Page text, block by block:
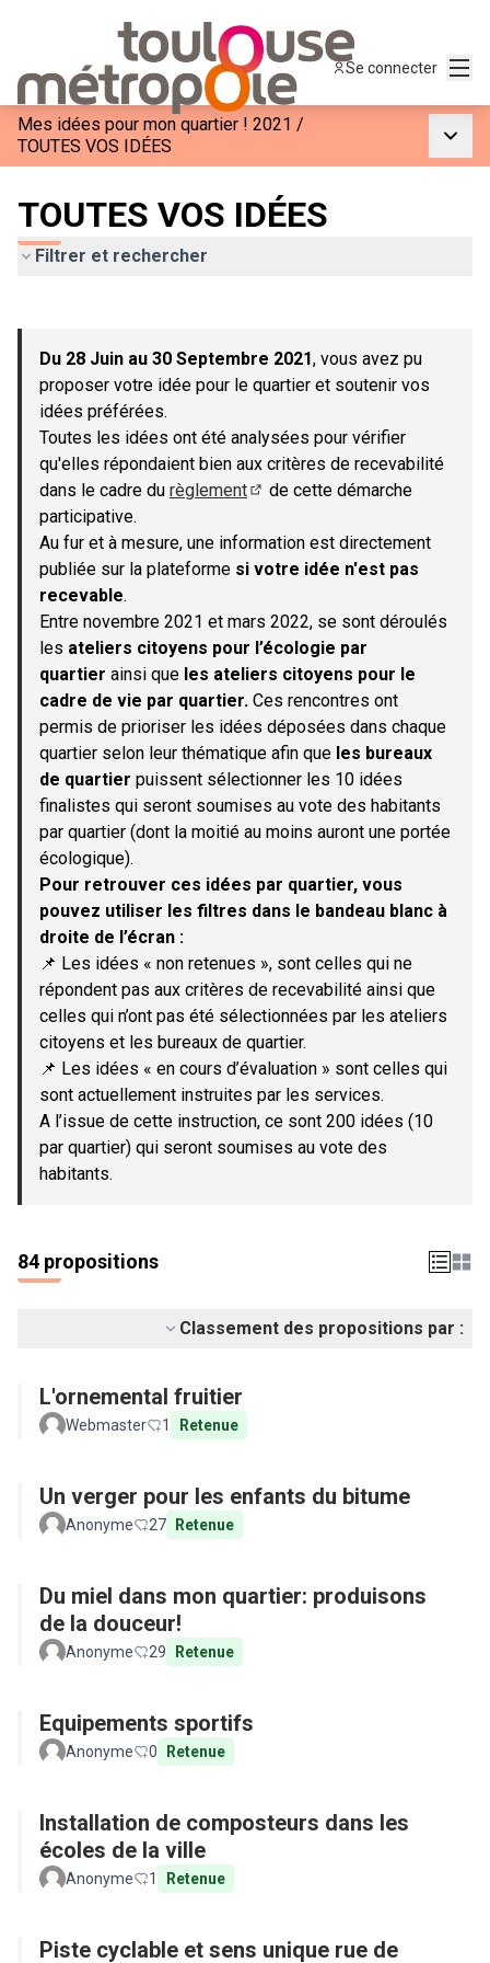
Se connecter
Mes idées pour mon quartier ! 2021 /
TOUTES VOS IDÉES
TOUTES VOS IDÉES
Filtrer et rechercher
−
Du 28 Juin au 30 Septembre 2021, vous avez pu
proposer votre idée pour le quartier et soutenir vos
idées préférées.
Toutes les idées ont été analysées pour vérifier
qu'elles répondaient bien aux critères de recevabilité
dans le cadre du règlement
de cette démarche
participative.
Au fur et à mesure, une information est directement
publiée sur la plateforme si votre idée n'est pas
recevable.
Entre novembre 2021 et mars 2022, se sont déroulés
les ateliers citoyens pour l’écologie par
quartier ainsi que les ateliers citoyens pour le
cadre de vie par quartier. Ces rencontres ont
permis de prioriser les idées déposées dans chaque
quartier selon leur thématique afin que les bureaux
de quartier puissent sélectionner les 10 idées
finalistes qui seront soumises au vote des habitants
par quartier (dont la moitié au moins auront une portée
écologique).
Pour retrouver ces idées par quartier, vous
pouvez utiliser les filtres dans le bandeau blanc à
droite de l’écran :
📌 Les idées « non retenues », sont celles qui ne
répondent pas aux critères de recevabilité ainsi que
celles qui n’ont pas été sélectionnées par les ateliers
citoyens et les bureaux de quartier.
📌 Les idées « en cours d’évaluation » sont celles qui
sont actuellement instruites par les services.
A l’issue de cette instruction, ce sont 200 idées (10
par quartier) qui seront soumises au vote des
habitants.
84 propositions
Classement des propositions par :
L'ornemental fruitier
Webmaster 1 Retenue
Un verger pour les enfants du bitume
Anonyme 27 Retenue
Du miel dans mon quartier: produisons
de la douceur!
Anonyme 29 Retenue
Equipements sportifs
Anonyme 0 Retenue
Installation de composteurs dans les
écoles de la ville
Anonyme 1 Retenue
Piste cyclable et sens unique rue de